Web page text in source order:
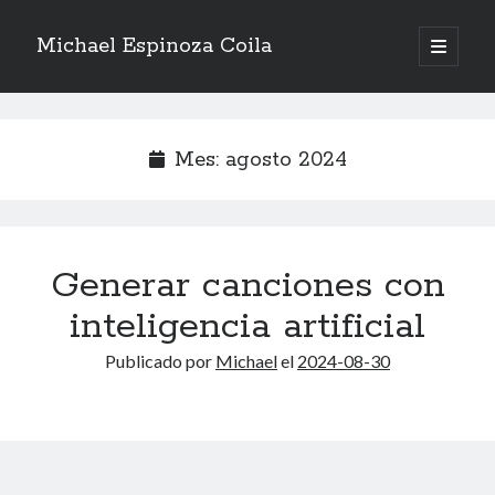
Michael Espinoza Coila
abrir
menú
Barra
La indulgencia
Manual de emergencia: Recuperación del Servidor Web
Bertrand Russell: History of Western Philosophy
Alfred North Whitehead: Science and the Modern World
Mes: agosto 2024
Generar canciones con
inteligencia artificial
Publicado por Michaelel 2024-08-30